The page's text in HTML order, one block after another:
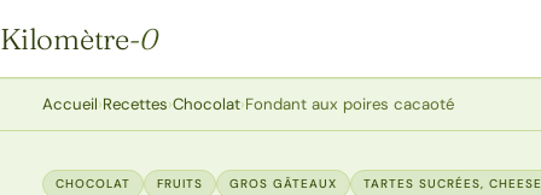
Kilomètre-0
Kilomètre-0
Accueil›Recettes›Chocolat›Fondant aux poires cacaoté
CHOCOLAT FRUITS GROS GÂTEAUX TARTES SUCRÉES,